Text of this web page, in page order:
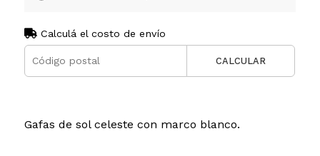
Calculá el costo de envío
CALCULAR
Gafas de sol celeste con marco blanco.